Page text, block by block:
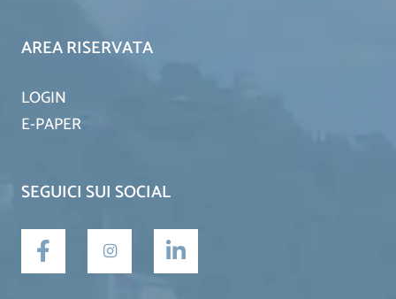
AREA RISERVATA
LOGIN
E-PAPER
SEGUICI SUI SOCIAL